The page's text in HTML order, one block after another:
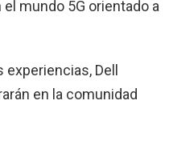
mundo 5G orientado a
Dell
en la comunidad